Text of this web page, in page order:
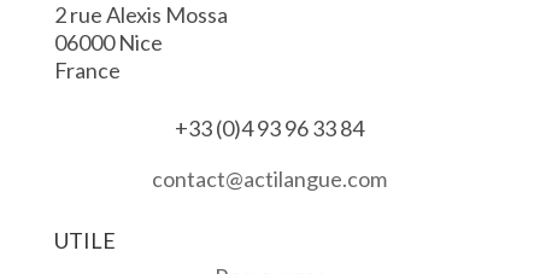
2 rue Alexis Mossa
06000 Nice
France
+33 (0)4 93 96 33 84
contact@actilangue.com
UTILE